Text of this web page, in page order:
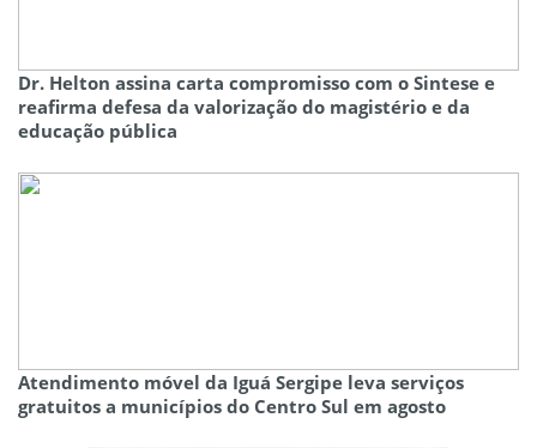
Dr. Helton assina carta compromisso com o Sintese e
reafirma defesa da valorização do magistério e da
educação pública
Atendimento móvel da Iguá Sergipe leva serviços
gratuitos a municípios do Centro Sul em agosto